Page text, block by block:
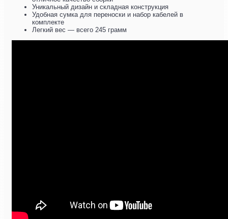
Уникальный дизайн и складная конструкция
Удобная сумка для переноски и набор кабелей в
комплекте
Легкий вес — всего 245 грамм